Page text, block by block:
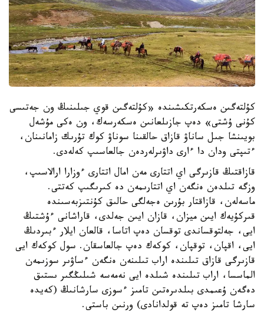
كۇلتەگىن ەسكەرتكىشىندە «كۇلتەگىن قوي جىلىنىڭ ون جەتىسى
كۇنى ۇشتى» دەپ جازىلعانىن ەسكەرسەك، ون ەكى مۇشەل
بويىنشا جىل ساناۋ قازاق حالقىنا سوناۋ كوك تۇرىك زامانىنان،
ءتىپتى ودان دا ءارى داۋىرلەردەن جالعاسىپ كەلەدى.
قازاقتىڭ قازىرگى اي اتتارى مەن امال اتتارى ءوزارا ارالاسىپ،
وزگە تىلدەن ەنگەن اي اتتارىمەن دە كىرىگىپ كەتتى.
ماسەلەن، قازاقتار بۇرىن ەجەلگى حالىق كۇنتىزبەسىندە
قىركۇيەك ايىن ميزان، قازان ايىن جەلدى، قاراشانى ءۇشتىڭ
ايى، جەلتوقساندى توقسان دەپ اتاسا، قالعان ايلار ءبىردىڭ
ايى، اقپان، توقپان، كوكەك دەپ جالعاسقان. سول كوكەك ايى
قازىرگى قازاق تىلىندە اراب تىلىنەن ەنگەن ءساۋىر سوزىمەن
الماسسا، اراب تىلىندە شىلدە ايى نەمەسە شىلىڭگىر ىستىق
دەگەن ۇعىمدى بىلدىرەتىن تامىز ءسوزى سارشانىڭ (كەيدە
سارشا تامىز دەپ تە قولدانادى) ورنىن باستى.